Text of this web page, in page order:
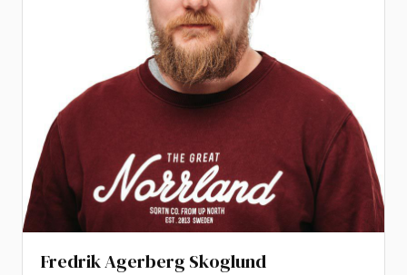
Fredrik Agerberg Skoglund